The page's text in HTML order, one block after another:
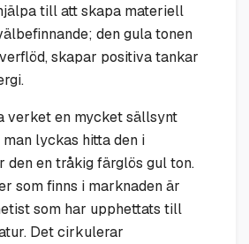
till att skapa materiell
den gula tonen
skapar positiva tankar
verket en mycket sällsynt
lyckas hitta den i
den en tråkig färglös gul ton.
som finns i marknaden är
som har upphettats till
Det cirkulerar